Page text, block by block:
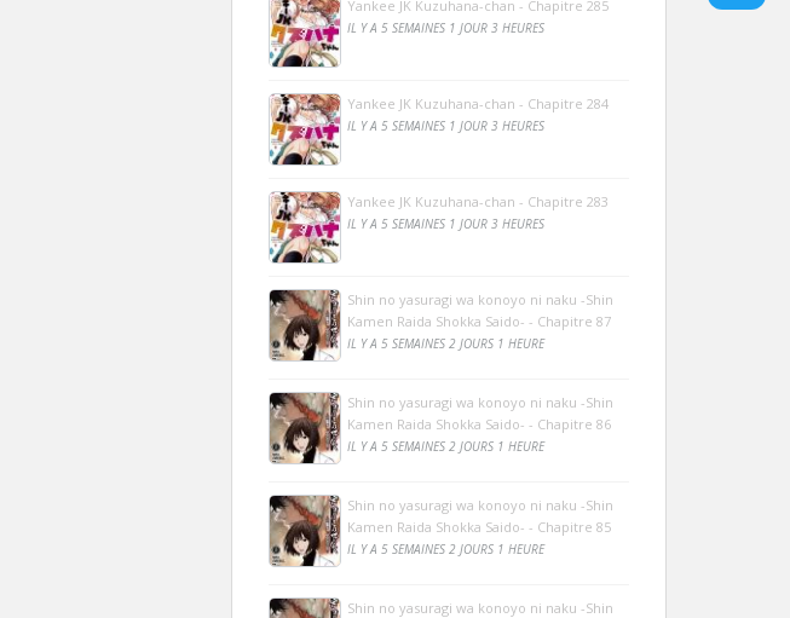
Yankee JK Kuzuhana-chan - Chapitre 285
IL Y A 5 SEMAINES 1 JOUR 3 HEURES
Yankee JK Kuzuhana-chan - Chapitre 284
IL Y A 5 SEMAINES 1 JOUR 3 HEURES
Yankee JK Kuzuhana-chan - Chapitre 283
IL Y A 5 SEMAINES 1 JOUR 3 HEURES
Shin no yasuragi wa konoyo ni naku -Shin
Kamen Raida Shokka Saido- - Chapitre 87
IL Y A 5 SEMAINES 2 JOURS 1 HEURE
Shin no yasuragi wa konoyo ni naku -Shin
Kamen Raida Shokka Saido- - Chapitre 86
IL Y A 5 SEMAINES 2 JOURS 1 HEURE
Shin no yasuragi wa konoyo ni naku -Shin
Kamen Raida Shokka Saido- - Chapitre 85
IL Y A 5 SEMAINES 2 JOURS 1 HEURE
Shin no yasuragi wa konoyo ni naku -Shin